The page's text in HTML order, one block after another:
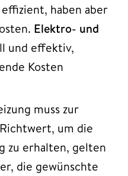
haben aber
Elektro- und
und effektiv,
Kosten
muss zur
um die
zu erhalten, gelten
die gewünschte